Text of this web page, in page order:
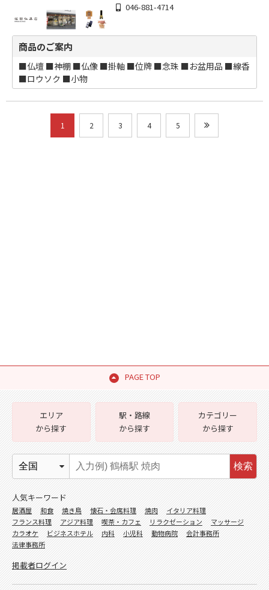
046-881-4714
商品のご案内
■仏壇 ■神棚 ■仏像 ■掛軸 ■位牌 ■念珠 ■お盆用品 ■線香
■ロウソク ■小物
1 2 3 4 5
PAGE TOP
エリア
から探す
駅・路線
から探す
カテゴリー
から探す
検索
人気キーワード
居酒屋 和食 焼き鳥 懐石・会席料理 焼肉
イタリア料理
フランス料理
アジア料理 喫茶・カフェ リラクゼーション
マッサージ
カラオケ
ビジネスホテル 内科 小児科 動物病院
会計事務所
法律事務所
掲載者ログイン